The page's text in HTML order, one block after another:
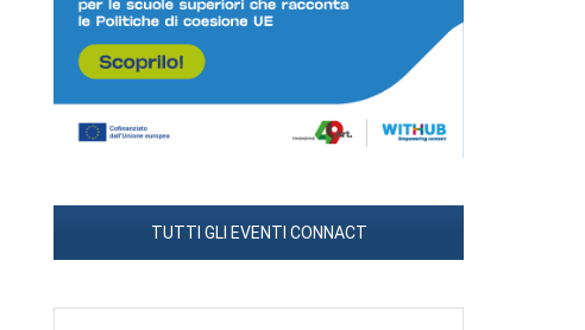
TUTTI GLI EVENTI CONNACT